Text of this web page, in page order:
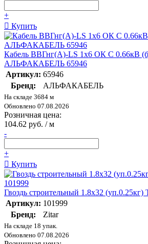
+
Купить
Кабель ВВГнг(А)-LS 1х6 ОК С 0.66кВ
АЛЬФАКАБЕЛЬ 65946
Артикул: 65946
Бренд:
АЛЬФАКАБЕЛЬ
На складе 3684 м
Обновлено 07.08.2026
Розничная цена:
104.62 руб. / м
-
+
Купить
Гвоздь строительный 1.8х32 (уп.0.25кг)
Артикул: 101999
Бренд:
Zitar
На складе 18 упак.
Обновлено 07.08.2026